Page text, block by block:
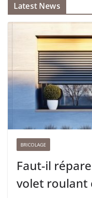
Latest News
BRICOLAGE
Faut-il
volet roulant